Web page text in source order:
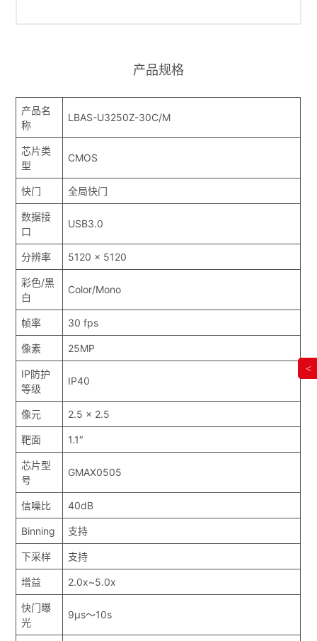
产品规格
产品名
称
LBAS-U3250Z-30C/M
芯片类
型
CMOS
快门 全局快门
数据接
口
USB3.0
分辨率 5120 x 5120
彩色/黑
白
Color/Mono
帧率 30 fps
像素 25MP
IP防护
等级
IP40
像元 2.5 x 2.5
靶面 1.1″
芯片型
号
GMAX0505
信噪比 40dB
Binning 支持
下采样 支持
增益 2.0x~5.0x
快门曝
光
9μs～10s
<